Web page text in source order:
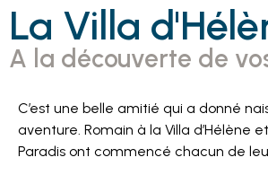
La Villa
A la découverte de
C’est une belle amitié qui a donné
aventure. Romain à la Villa d’Hélène
Paradis ont commencé chacun de